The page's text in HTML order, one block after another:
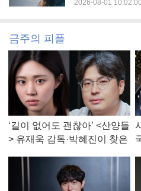
2026-08-01 10:02:00
금주의 피플
‘길이 없어도 괜찮아’ <산양들
> 유재욱 감독·박혜진이 찾은